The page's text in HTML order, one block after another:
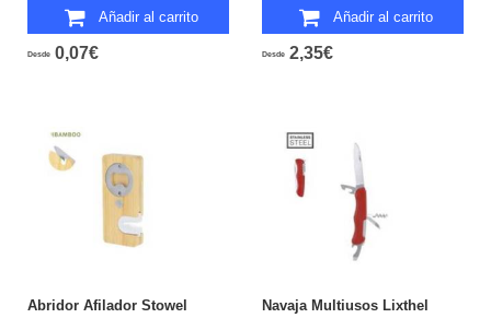
Añadir al carrito
Desde 0,07€
Añadir al carrito
Desde 2,35€
Abridor Afilador Stowel Navaja Multiusos Lixthel